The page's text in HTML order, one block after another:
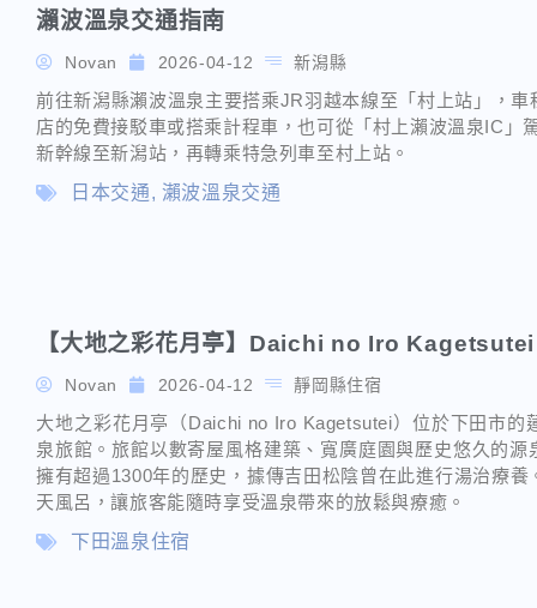
瀨波溫泉交通指南
Novan 2026-04-12 新潟縣
前往新潟縣瀨波溫泉主要搭乘JR羽越本線至「村上站」，
店的免費接駁車或搭乘計程車，也可從「村上瀨波溫泉IC」
新幹線至新潟站，再轉乘特急列車至村上站。
日本交通, 瀨波溫泉交通
【大地之彩花月亭】Daichi no Iro Kagetsutei
Novan 2026-04-12 靜岡縣住宿
大地之彩花月亭（Daichi no Iro Kagetsutei）位於下田市
泉旅館。旅館以數寄屋風格建築、寬廣庭園與歷史悠久的
擁有超過1300年的歷史，據傳吉田松陰曾在此進行湯治療
天風呂，讓旅客能隨時享受溫泉帶來的放鬆與療癒。
下田溫泉住宿